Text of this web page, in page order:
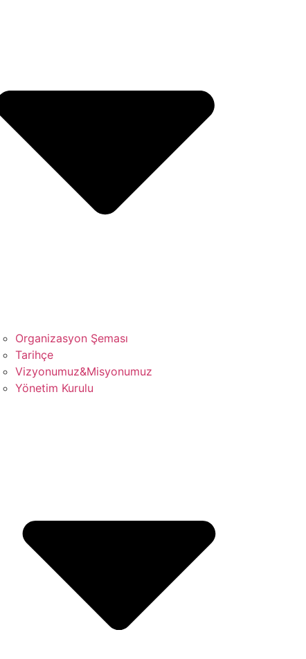
Organizasyon Şeması
Tarihçe
Vizyonumuz&Misyonumuz
Yönetim Kurulu